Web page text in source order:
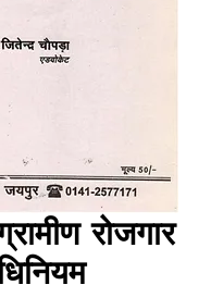
रोजगार